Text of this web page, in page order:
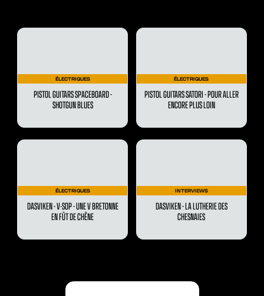
ÉLECTRIQUES
PISTOL GUITARS SPACEBOARD -
SHOTGUN BLUES
ÉLECTRIQUES
PISTOL GUITARS SATORI - POUR ALLER
ENCORE PLUS LOIN
ÉLECTRIQUES
DASVIKEN - V-SOP - UNE V BRETONNE
EN FÛT DE CHÊNE
INTERVIEWS
DASVIKEN - LA LUTHERIE DES
CHESNAIES